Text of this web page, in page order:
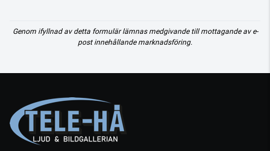
Genom ifyllnad av detta formulär lämnas medgivande till mottagande av e-
post innehållande marknadsföring.